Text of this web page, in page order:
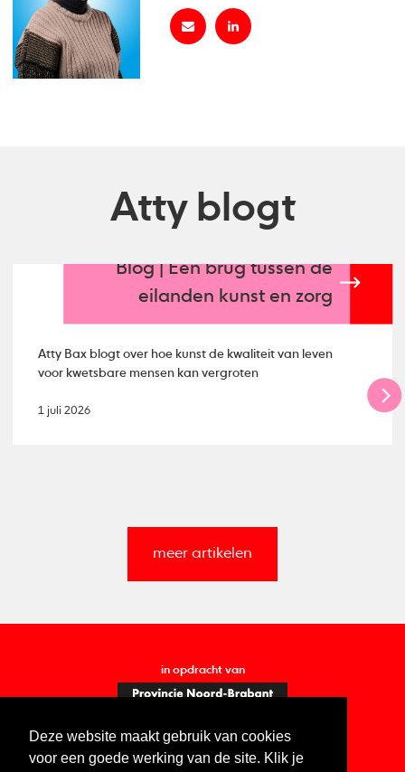
Deze website maakt gebruik van cookies
voor een goede werking van de site. Klik je
Atty blogt
Blog | Een brug tussen de
eilanden kunst en zorg
Atty Bax blogt over hoe kunst de kwaliteit van leven
voor kwetsbare mensen kan vergroten
1 juli 2026
meer artikelen
in opdracht van